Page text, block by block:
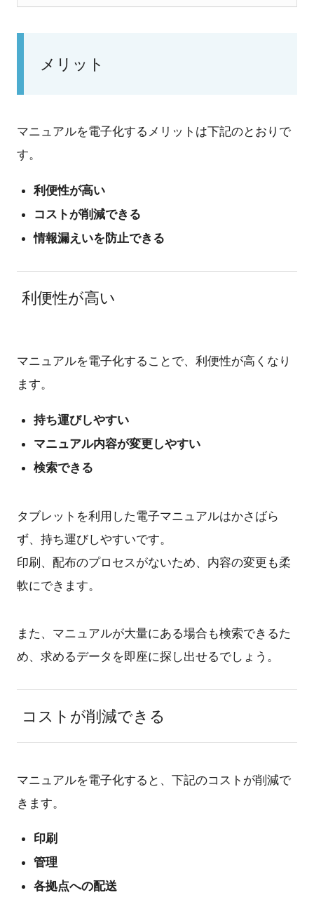
メリット
マニュアルを電子化するメリットは下記のとおりで
す。
利便性が高い
コストが削減できる
情報漏えいを防止できる
利便性が高い
マニュアルを電子化することで、利便性が高くなり
ます。
持ち運びしやすい
マニュアル内容が変更しやすい
検索できる
タブレットを利用した電子マニュアルはかさばら
ず、持ち運びしやすいです。
印刷、配布のプロセスがないため、内容の変更も柔
軟にできます。
また、マニュアルが大量にある場合も検索できるた
め、求めるデータを即座に探し出せるでしょう。
コストが削減できる
マニュアルを電子化すると、下記のコストが削減で
きます。
印刷
管理
各拠点への配送